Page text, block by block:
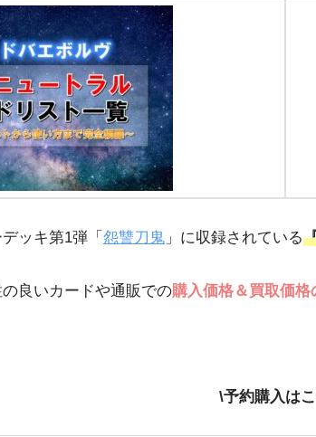
ッキ第1弾「 怨讐刀鬼 」に収録されている
良いカードや通販での購入価格＆買取価格
\予約購入は